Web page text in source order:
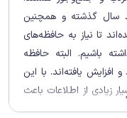
سال گذشته و همچنین
تا نیاز به حافظه‌های
باشیم. البته حافظه
و افزایش یافته‌اند. با این
زیادی از اطلاعات باعث
باشند.